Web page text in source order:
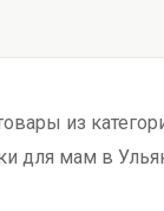
из
для мам в